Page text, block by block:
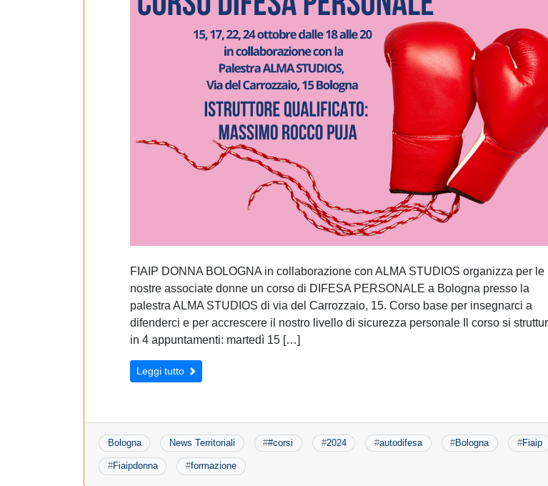
e
n
FIAIP DONNA BOLOGNA in collaborazione con ALMA STUDIOS organizza per le
nostre associate donne un corso di DIFESA PERSONALE a Bologna presso la
palestra ALMA STUDIOS di via del Carrozzaio, 15. Corso base per insegnarci a
difenderci e per accrescere il nostro livello di sicurezza personale Il corso si
in 4 appuntamenti: martedì 15 […]
Leggi tutto
Bologna News Territoriali ##corsi #2024 #autodifesa #Bologna #Fiaip
#Fiaipdonna #formazione